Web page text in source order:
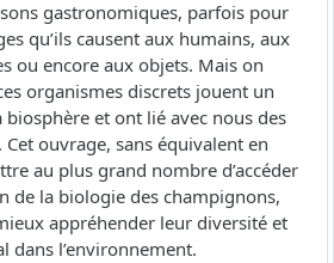
gastronomiques, parfois pour
qu’ils causent aux humains, aux
ou encore aux objets. Mais on
organismes discrets jouent un
biosphère et ont lié avec nous des
ouvrage, sans équivalent en
au plus grand nombre d’accéder
de la biologie des champignons,
appréhender leur diversité et
dans l’environnement.